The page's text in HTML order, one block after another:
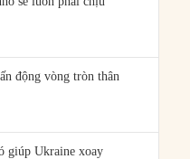
động vòng tròn thân
giúp Ukraine xoay